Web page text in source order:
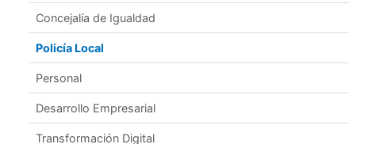
Concejalía de Igualdad
Policía Local
Personal
Desarrollo Empresarial
Transformación Digital